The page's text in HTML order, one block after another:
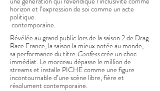
horizon et l’expression de soi comme un acte
politique.
contemporaine.
Révélée au grand public lors de la saison 2 de Drag
Race France, la saison la mieux notée au monde,
sa performance du titre Confesscrée un choc
immédiat. Le morceau dépasse le million de
streams et installe PICHE comme une figure
incontournable d’une scène libre, fière et
résolument contemporaine.